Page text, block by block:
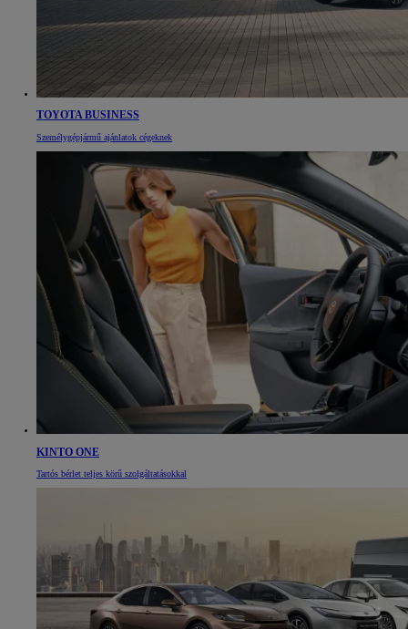
TOYOTA BUSINESS
Személygépjármű ajánlatok cégeknek
KINTO ONE
Tartós bérlet teljes körű szolgáltatásokkal